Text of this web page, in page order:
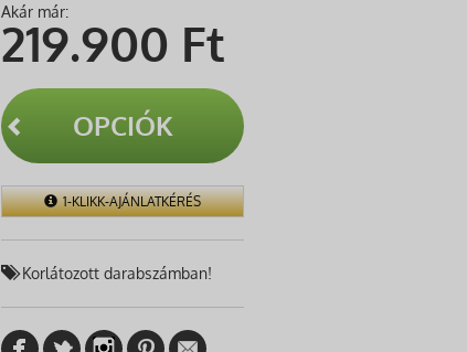
Akár már:
219.900 Ft
OPCIÓK
1-KLIKK-AJÁNLATKÉRÉS
Korlátozott darabszámban!